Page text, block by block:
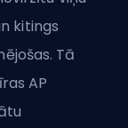
kitings
Tā
AP